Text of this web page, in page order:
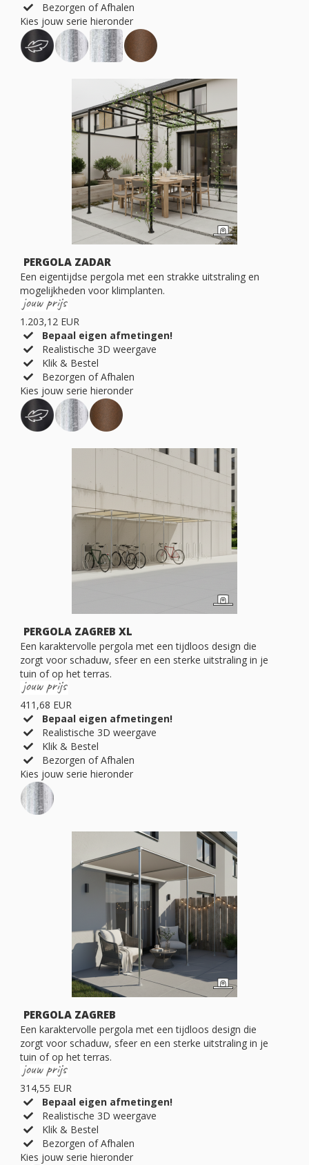
Bezorgen of Afhalen
Kies jouw serie hieronder
PERGOLA ZADAR
Een eigentijdse pergola met een strakke uitstraling en
mogelijkheden voor klimplanten.
1.203,12 EUR
Bepaal eigen afmetingen!
Realistische 3D weergave
Klik & Bestel
Bezorgen of Afhalen
Kies jouw serie hieronder
PERGOLA ZAGREB XL
Een karaktervolle pergola met een tijdloos design die
zorgt voor schaduw, sfeer en een sterke uitstraling in je
tuin of op het terras.
411,68 EUR
Bepaal eigen afmetingen!
Realistische 3D weergave
Klik & Bestel
Bezorgen of Afhalen
Kies jouw serie hieronder
PERGOLA ZAGREB
Een karaktervolle pergola met een tijdloos design die
zorgt voor schaduw, sfeer en een sterke uitstraling in je
tuin of op het terras.
314,55 EUR
Bepaal eigen afmetingen!
Realistische 3D weergave
Klik & Bestel
Bezorgen of Afhalen
Kies jouw serie hieronder